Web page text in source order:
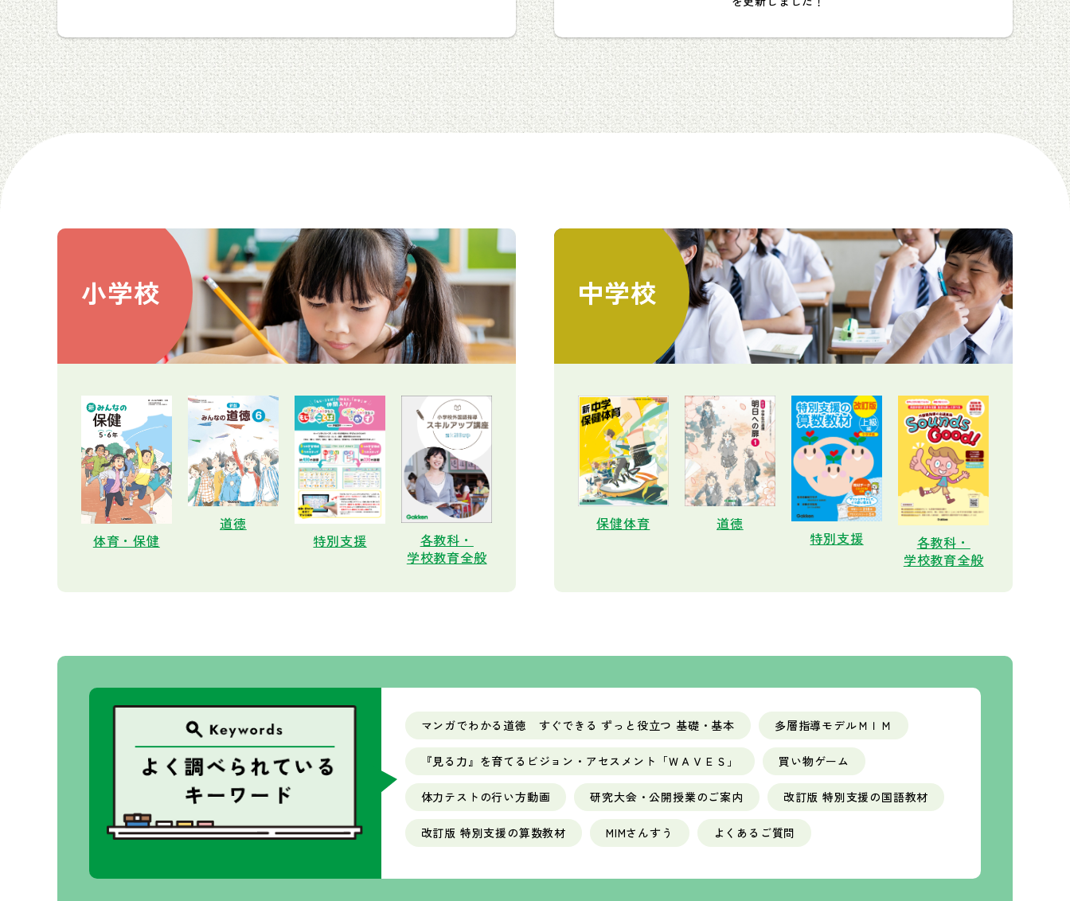
小学校
体育・保健
道徳
特別支援
各教科・
学校教育全般
中学校
保健体育 道徳
特別支援
各教科・
学校教育全般
マンガでわかる道徳 すぐできる ずっと役立つ 基礎・基本 多層指導モデルＭＩＭ
『見る力』を育てるビジョン・アセスメント「ＷＡＶＥＳ」 買い物ゲーム
体力テストの行い方動画 研究大会・公開授業のご案内 改訂版 特別支援の国語教材
改訂版 特別支援の算数教材 MIMさんすう よくあるご質問